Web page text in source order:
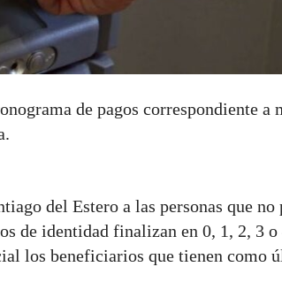
de pagos correspondiente a
del Estero a las personas que no
de identidad finalizan en 0, 1, 2, 3 o
los beneficiarios que tienen como